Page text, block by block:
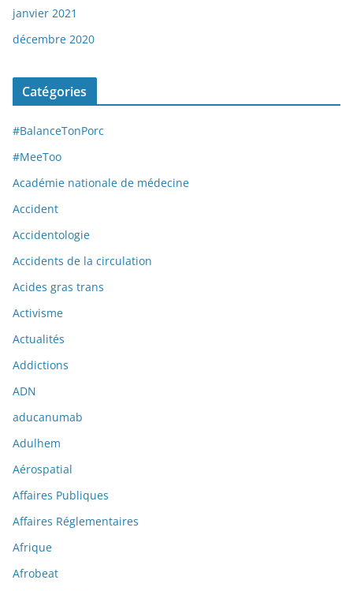
janvier 2021
décembre 2020
Catégories
#BalanceTonPorc
#MeeToo
Académie nationale de médecine
Accident
Accidentologie
Accidents de la circulation
Acides gras trans
Activisme
Actualités
Addictions
ADN
aducanumab
Adulhem
Aérospatial
Affaires Publiques
Affaires Réglementaires
Afrique
Afrobeat